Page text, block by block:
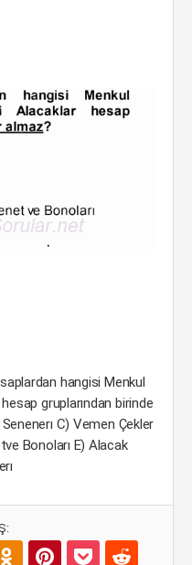
hangisi Menkul
gruplarından birinde
C) Vemen Çekler
Bonoları E) Alacak